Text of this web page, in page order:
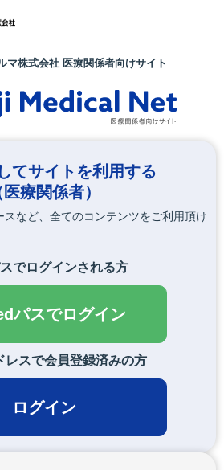
マ株式会社 医療関係者向けサイト
てサイトを利用する
医療関係者）
など、全てのコンテンツをご利用頂け
でログインされる方
パスでログイン
レスで会員登録済みの方
ログイン